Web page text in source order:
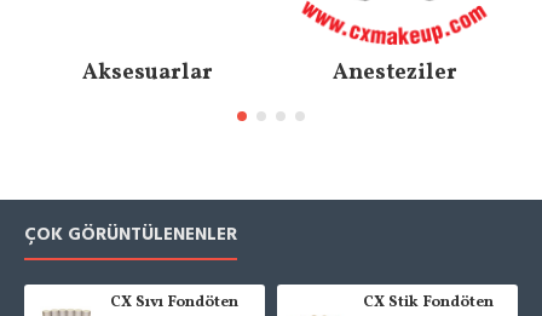
Aksesuarlar Anesteziler
ÇOK GÖRÜNTÜLENENLER
CX Sıvı Fondöten CX Stik Fondöten